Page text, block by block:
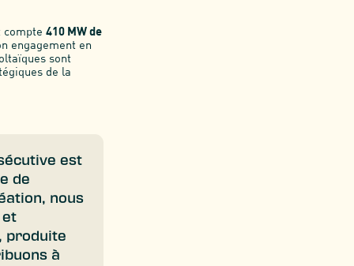
compte410 MW de
engagement en
sont
de la
est
de
nous
et
produite
à